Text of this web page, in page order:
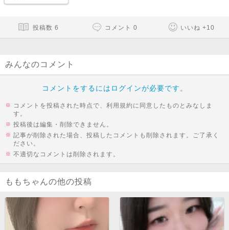
投稿数 6 コメント 0 いいね +10
みんなのコメント
コメントをするにはログインが必要です。
コメントを投稿された時点で、利用規約に同意したものとみなしま
す。
投稿後は編集・削除できません。
記事が削除された場合、投稿したコメントも削除されます。ご了承く
ださい。
不適切なコメントは削除されます。
ももちゃんの他の投稿